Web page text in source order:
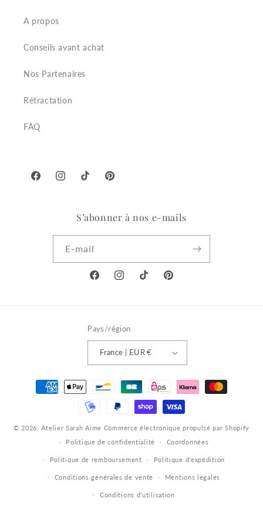
A propos
Conseils avant achat
Nos Partenaires
Rétractation
FAQ
FacebookInstagramTikTok Pinterest
S’abonner à nos e-mails
E-mail
FacebookInstagramTikTok Pinterest
Pays/région
France | EUR €
Moyens
© 2026,Atelier Sarah Aime Commerce électronique propulsé par Shopify
Politique de confidentialité
Coordonnées
Politique de remboursement Politique d’expédition
Conditions générales de vente Mentions légales
Conditions d’utilisation